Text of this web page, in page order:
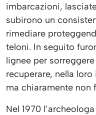
imbarcazioni,
subirono un
rimediare
teloni. In seguito
lignee per
recuperare, nella
ma chiaramente non
Nel 1970